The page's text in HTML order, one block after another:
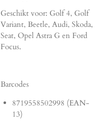
Geschikt voor: Golf 4, Golf
Variant, Beetle, Audi, Skoda,
Seat, Opel Astra G en Ford
Focus.
Barcodes
8719558502998 (EAN-
13)